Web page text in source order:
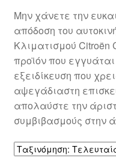
Μην χάνετε την
απόδοση του
Κλιματισμού Citroën
προϊόν που εγγυάται
εξειδίκευση που
αψεγάδιαστη
απολαύστε την
συμβιβασμούς στην